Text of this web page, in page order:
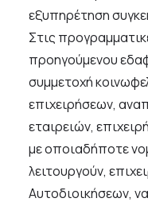
εξυπηρέτηση
Στις
προηγούμενου
συμμετοχή
επιχειρήσεων,
εταιρειών,
με οποιαδήποτε
λειτουργούν,
Αυτοδιοικήσεων,